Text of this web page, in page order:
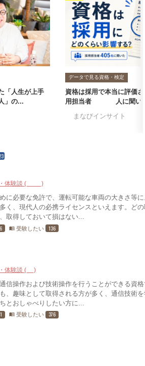
「人生が上手
」の...
データで見る資格・検定
資格は採用で本当に評価さ
用担当者405人に聞い
#まなびインサイト
#
・体験談 (11)
に必要な免許で、運転可能な車両の大きさ等に
く、現代人の必携ライセンスといえます。ど
取得しておいて損はない...
menu_book 受験したい 136
体験談 (3)
信操作および技術操作を行うことができる資
、趣味として取得される方が多く、通信技術
とおしゃべりしたい方に...
menu_book 受験したい 376